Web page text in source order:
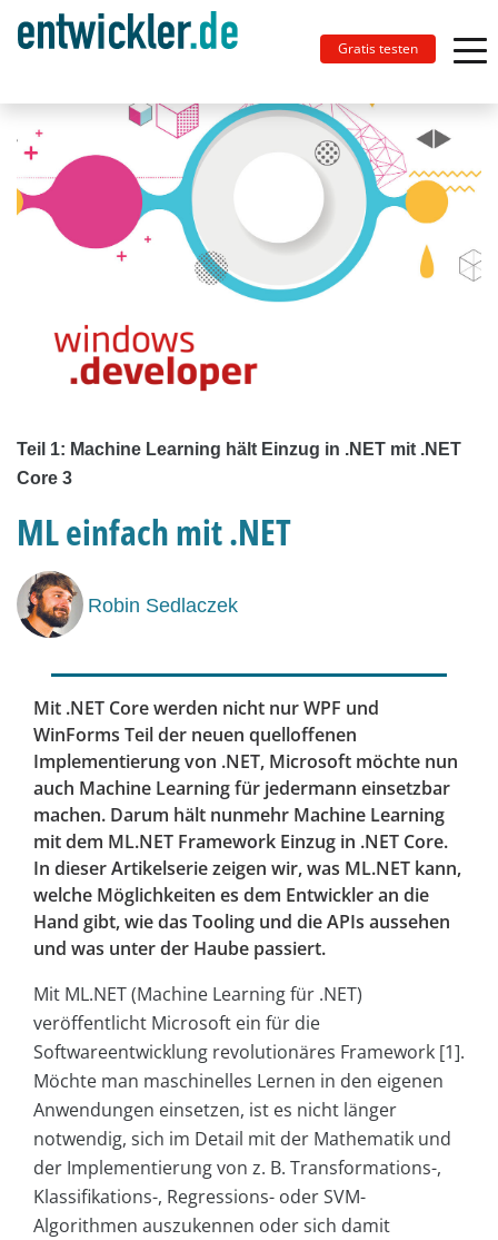
Gratis testen
Teil 1: Machine Learning hält Einzug in .NET mit .NET
Core 3
ML einfach mit .NET
Robin Sedlaczek
Mit .NET Core werden nicht nur WPF und
WinForms Teil der neuen quelloffenen
Implementierung von .NET, Microsoft möchte nun
auch Machine Learning für jedermann einsetzbar
machen. Darum hält nunmehr Machine Learning
mit dem ML.NET Framework Einzug in .NET Core.
In dieser Artikelserie zeigen wir, was ML.NET kann,
welche Möglichkeiten es dem Entwickler an die
Hand gibt, wie das Tooling und die APIs aussehen
und was unter der Haube passiert.
Mit ML.NET (Machine Learning für .NET)
veröffentlicht Microsoft ein für die
Softwareentwicklung revolutionäres Framework [1].
Möchte man maschinelles Lernen in den eigenen
Anwendungen einsetzen, ist es nicht länger
notwendig, sich im Detail mit der Mathematik und
der Implementierung von z. B. Transformations-,
Klassifikations-, Regressions- oder SVM-
Algorithmen auszukennen oder sich damit